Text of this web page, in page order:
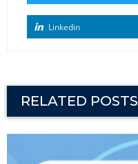
Linkedin
RELATED POSTS